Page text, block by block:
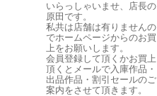
いらっしゃいませ、店長の
原田です。
私共は店舗は有りませんの
でホームページからのお買
上をお願いします。
会員登録して頂くかお買上
頂くとメールで入庫作品・
出品作品・割引セールのご
案内をさせて頂きます。